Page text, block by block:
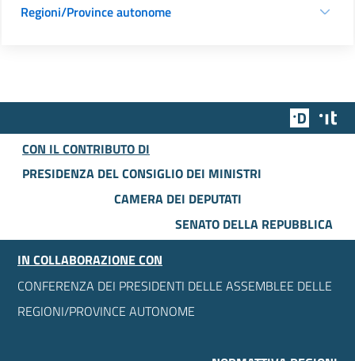
Regioni/Province autonome
Team
CON IL CONTRIBUTO DI
PRESIDENZA DEL CONSIGLIO DEI MINISTRI
CAMERA DEI DEPUTATI
SENATO DELLA REPUBBLICA
IN COLLABORAZIONE CON
CONFERENZA DEI PRESIDENTI DELLE ASSEMBLEE DELLE
REGIONI/PROVINCE AUTONOME